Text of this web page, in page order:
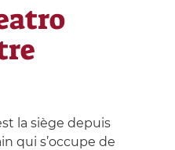
la siège depuis
qui s’occupe de